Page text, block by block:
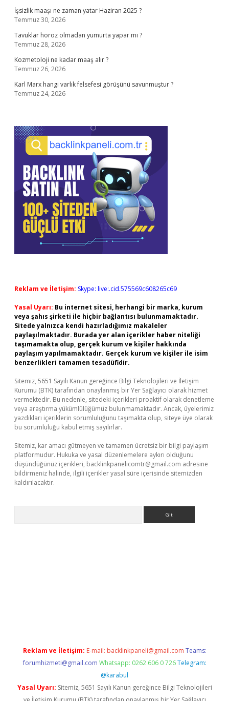
İşsizlik maaşı ne zaman yatar Haziran 2025 ?
Temmuz 30, 2026
Tavuklar horoz olmadan yumurta yapar mı ?
Temmuz 28, 2026
Kozmetoloji ne kadar maaş alır ?
Temmuz 26, 2026
Karl Marx hangi varlık felsefesi görüşünü savunmuştur ?
Temmuz 24, 2026
Reklam ve İletişim: Skype: live:.cid.575569c608265c69
Yasal Uyarı: Bu internet sitesi, herhangi bir marka, kurum
veya şahıs şirketi ile hiçbir bağlantısı bulunmamaktadır.
Sitede yalnızca kendi hazırladığımız makaleler
paylaşılmaktadır. Burada yer alan içerikler haber niteliği
taşımamakta olup, gerçek kurum ve kişiler hakkında
paylaşım yapılmamaktadır. Gerçek kurum ve kişiler ile isim
benzerlikleri tamamen tesadüfidir.
Sitemiz, 5651 Sayılı Kanun gereğince Bilgi Teknolojileri ve İletişim
Kurumu (BTK) tarafından onaylanmış bir Yer Sağlayıcı olarak hizmet
vermektedir. Bu nedenle, sitedeki içerikleri proaktif olarak denetleme
veya araştırma yükümlülüğümüz bulunmamaktadır. Ancak, üyelerimiz
yazdıkları içeriklerin sorumluluğunu taşımakta olup, siteye üye olarak
bu sorumluluğu kabul etmiş sayılırlar.
Sitemiz, kar amacı gütmeyen ve tamamen ücretsiz bir bilgi paylaşım
platformudur. Hukuka ve yasal düzenlemelere aykırı olduğunu
düşündüğünüz içerikleri, backlinkpanelicomtr@gmail.com adresine
bildirmeniz halinde, ilgili içerikler yasal süre içerisinde sitemizden
kaldırılacaktır.
Reklam ve İletişim: E-mail: backlinkpaneli@gmail.com Teams:
forumhizmeti@gmail.com Whatsapp: 0262 606 0 726 Telegram:
@karabul
Yasal Uyarı: Sitemiz, 5651 Sayılı Kanun gereğince Bilgi Teknolojileri